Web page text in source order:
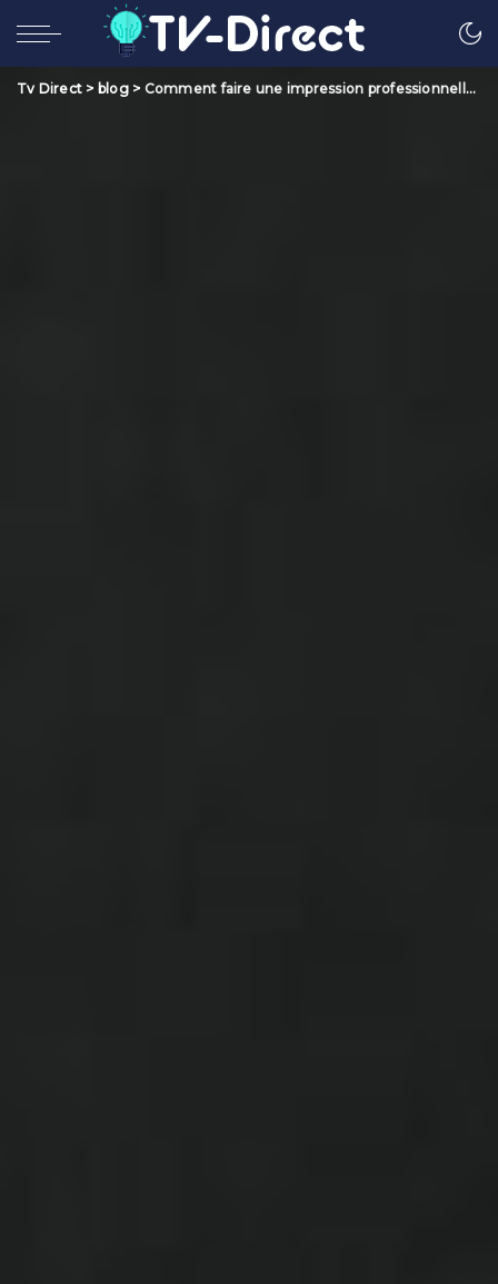
Tv Direct > blog> Comment faire une impression professionnelle?